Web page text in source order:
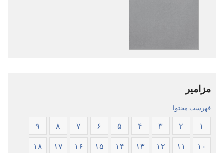
مزامیر
فهرست محتوا
۱ ۲ ۳ ۴ ۵ ۶ ۷ ۸ ۹
۱۰ ۱۱ ۱۲ ۱۳ ۱۴ ۱۵ ۱۶ ۱۷ ۱۸